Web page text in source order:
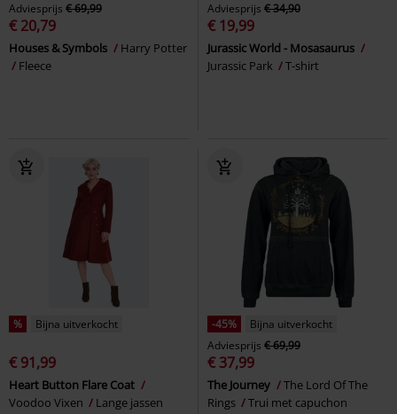
Adviesprijs € 69,99
€ 20,79
Houses & Symbols
Harry Potter
Fleece
Adviesprijs € 34,90
€ 19,99
Jurassic World - Mosasaurus
Jurassic Park
T-shirt
% Bijna uitverkocht
€ 91,99
Heart Button Flare Coat
Voodoo Vixen
Lange jassen
-45%
Bijna uitverkocht
Adviesprijs € 69,99
€ 37,99
The Journey
The Lord Of The
Rings
Trui met capuchon